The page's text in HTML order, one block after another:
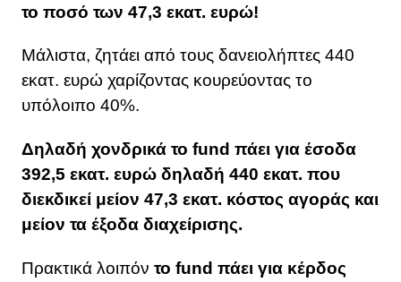
το ποσό των 47,3 εκατ. ευρώ!
Μάλιστα, ζητάει από τους δανειολήπτες 440
εκατ. ευρώ χαρίζοντας κουρεύοντας το
υπόλοιπο 40%.
Δηλαδή χονδρικά το fund πάει για έσοδα
392,5 εκατ. ευρώ δηλαδή 440 εκατ. που
διεκδικεί μείον 47,3 εκατ. κόστος αγοράς και
μείον τα έξοδα διαχείρισης.
Πρακτικά λοιπόν το fund πάει για κέρδος